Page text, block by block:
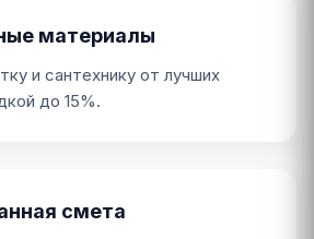
материалы
и сантехнику от лучших
до 15%.
смета